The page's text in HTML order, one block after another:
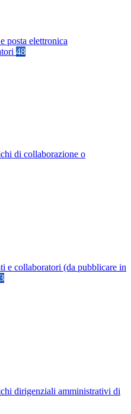
posta elettronica
48
di collaborazione o
e collaboratori (da pubblicare in
dirigenziali amministrativi di